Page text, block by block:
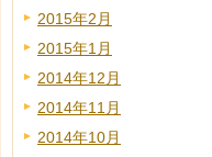
2015年2月
2015年1月
2014年12月
2014年11月
2014年10月